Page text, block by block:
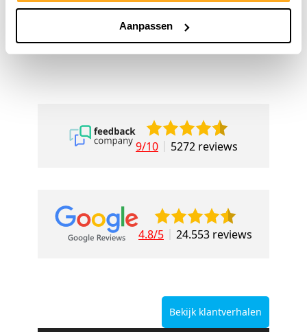
Aanpassen
9/10 5272 reviews
4.8/5 24.553 reviews
Bekijk klantverhalen